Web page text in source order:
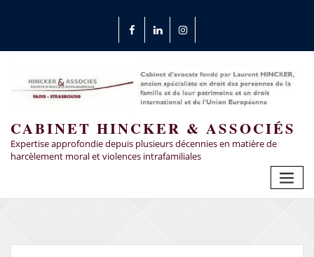
CABINET HINCKER & ASSOCIÉS
Expertise approfondie depuis plusieurs décennies en matière de
harcèlement moral et violences intrafamiliales